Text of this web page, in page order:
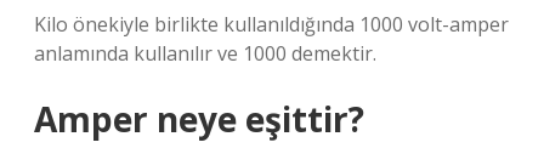
Kilo önekiyle birlikte kullanıldığında 1000 volt-amper
anlamında kullanılır ve 1000 demektir.
Amper neye eşittir?